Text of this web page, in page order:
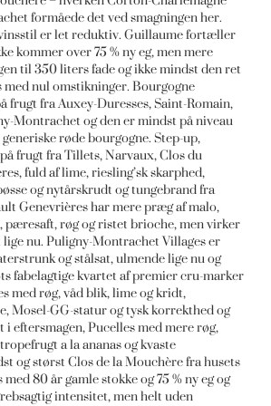
formåede det ved smagningen her.
er let reduktiv. Guillaume fortæller
kommer over 75 % ny eg, men mere
til 350 liters fade og ikke mindst den ret
med nul omstikninger. Bourgogne
frugt fra Auxey-Duresses, Saint-Romain,
Montrachet og den er mindst på niveau
røde bourgogne. Step-up,
frugt fra Tillets, Narvaux, Clos du
fuld af lime, riesling’sk skarphed,
og nytårskrudt og tungebrand fra
Genevrières har mere præg af malo,
røg og ristet brioche, men virker
nu. Puligny-Montrachet Villages er
og stålsat, ulmende lige nu og
fabelagtige kvartet af premier cru-marker
med røg, våd blik, lime og kridt,
Mosel-GG-statur og tysk korrekthed og
eftersmagen, Pucelles med mere røg,
a la ananas og kvaste
og størst Clos de la Mouchère fra husets
80 år gamle stokke og 75 % ny eg og
intensitet, men helt uden